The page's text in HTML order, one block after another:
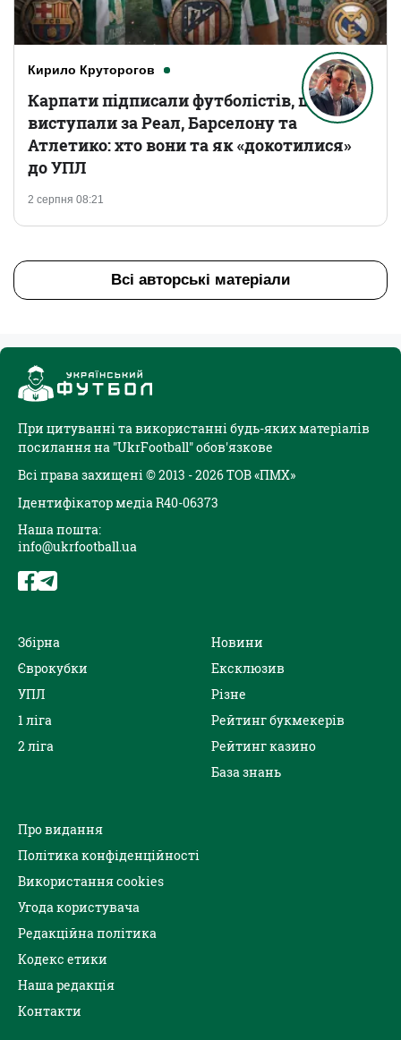
Кирило Круторогов
2 серпня 08:21
Карпати підписали футболістів, що
виступали за Реал, Барселону та
Атлетико: хто вони та як «докотилися»
до УПЛ
Всі авторські матеріали
При цитуванні та використанні будь-яких матеріалів
посилання на "UkrFootball" обов'язкове
Всі права захищені © 2013 - 2026 ТОВ «ПМХ»
Ідентифікатор медіа R40-06373
Наша пошта:
info@ukrfootball.ua
Збірна
Єврокубки
УПЛ
1 ліга
2 ліга
Новини
Ексклюзив
Різне
Рейтинг букмекерів
Рейтинг казино
База знань
Про видання
Політика конфіденційності
Використання cookies
Угода користувача
Редакційна політика
Кодекс етики
Наша редакція
Контакти